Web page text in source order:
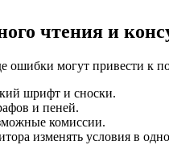
чтения и
ошибки могут привести к
шрифт и сноски.
и пеней.
комиссии.
изменять условия в